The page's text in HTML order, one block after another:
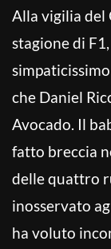
Alla vigilia del
stagione di
che Daniel
Avocado. Il
fatto breccia
delle quattro
inosservato
ha voluto